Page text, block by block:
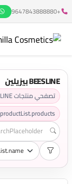
+9647843888880
BEESLINE بيزيلين
تصفحي منتجات BEESLINE بيزيلين.
productList.products